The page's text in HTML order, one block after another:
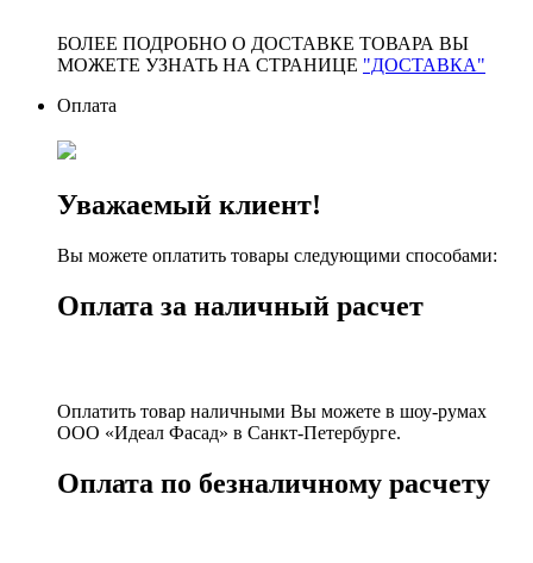
БОЛЕЕ ПОДРОБНО О ДОСТАВКЕ ТОВАРА ВЫ
МОЖЕТЕ УЗНАТЬ НА СТРАНИЦЕ "ДОСТАВКА"
Оплата
Уважаемый клиент!
Вы можете оплатить товары следующими способами:
Оплата за наличный расчет
Оплатить товар наличными Вы можете в шоу-румах
ООО «Идеал Фасад» в Санкт-Петербурге.
Оплата по безналичному расчету